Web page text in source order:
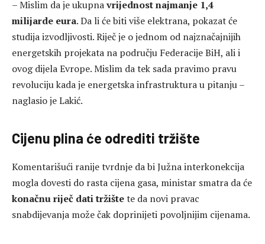
– Mislim da je ukupnavrijednost najmanje 1,4
milijarde eura. Da li će biti više elektrana, pokazat će
studija izvodljivosti. Riječ je o jednom od najznačajnijih
energetskih projekata na području Federacije BiH, ali i
ovog dijela Evrope. Mislim da tek sada pravimo pravu
revoluciju kada je energetska infrastruktura u pitanju –
naglasio je Lakić.
Cijenu plina će odrediti tržište
Komentarišući ranije tvrdnje da bi Južna interkonekcija
mogla dovesti do rasta cijena gasa, ministar smatra da će
konačnu riječ dati tržištete da novi pravac
snabdijevanja može čak doprinijeti povoljnijim cijenama.